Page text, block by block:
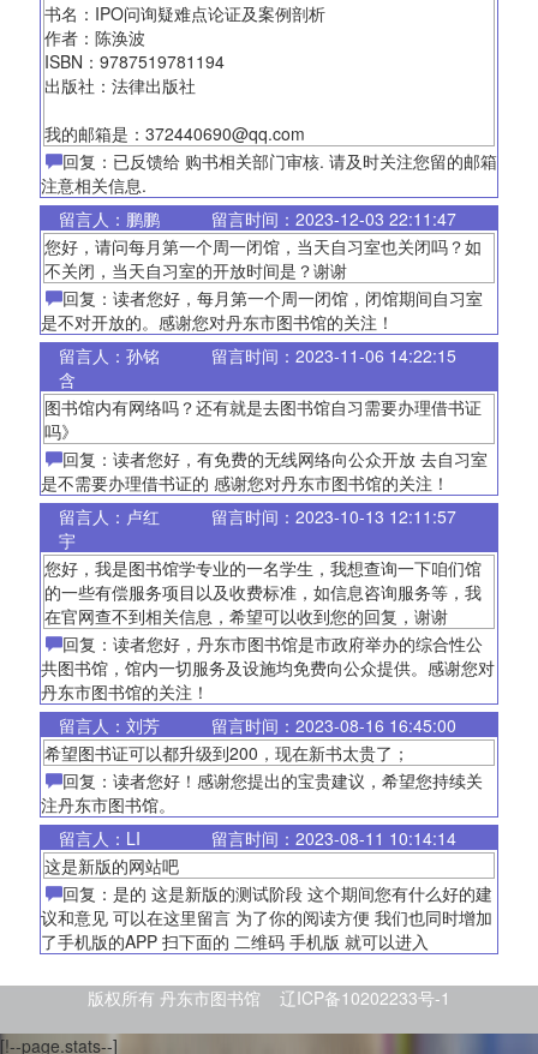
书名：IPO问询疑难点论证及案例剖析
作者：陈涣波
ISBN：9787519781194
出版社：法律出版社
我的邮箱是：372440690@qq.com
回复：已反馈给 购书相关部门审核. 请及时关注您留的邮箱
注意相关信息.
留言人：鹏鹏
留言时间：2023-12-03 22:11:47
您好，请问每月第一个周一闭馆，当天自习室也关闭吗？如
不关闭，当天自习室的开放时间是？谢谢
回复：读者您好，每月第一个周一闭馆，闭馆期间自习室
是不对开放的。感谢您对丹东市图书馆的关注！
留言人：孙铭
含
留言时间：2023-11-06 14:22:15
图书馆内有网络吗？还有就是去图书馆自习需要办理借书证
吗》
回复：读者您好，有免费的无线网络向公众开放 去自习室
是不需要办理借书证的 感谢您对丹东市图书馆的关注！
留言人：卢红
宇
留言时间：2023-10-13 12:11:57
您好，我是图书馆学专业的一名学生，我想查询一下咱们馆
的一些有偿服务项目以及收费标准，如信息咨询服务等，我
在官网查不到相关信息，希望可以收到您的回复，谢谢
回复：读者您好，丹东市图书馆是市政府举办的综合性公
共图书馆，馆内一切服务及设施均免费向公众提供。感谢您对
丹东市图书馆的关注！
留言人：刘芳
留言时间：2023-08-16 16:45:00
希望图书证可以都升级到200，现在新书太贵了；
回复：读者您好！感谢您提出的宝贵建议，希望您持续关
注丹东市图书馆。
留言人：LI
留言时间：2023-08-11 10:14:14
这是新版的网站吧
回复：是的 这是新版的测试阶段 这个期间您有什么好的建
议和意见 可以在这里留言 为了你的阅读方便 我们也同时增加
了手机版的APP 扫下面的 二维码 手机版 就可以进入
[!--page.stats--]
版权所有 丹东市图书馆 辽ICP备10202233号-1